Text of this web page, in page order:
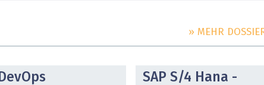
» MEHR
DevOps SAP S/4 Hana -